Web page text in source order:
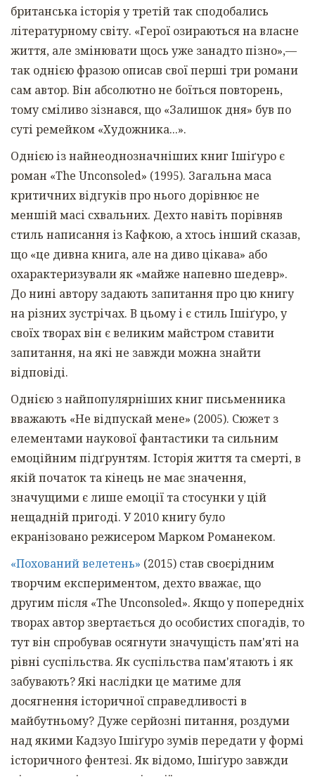
британська історія у третій так сподобались
літературному світу. «Герої озираються на власне
життя, але змінювати щось уже занадто пізно»,—
так однією фразою описав свої перші три романи
сам автор. Він абсолютно не боїться повторень,
тому сміливо зізнався, що «Залишок дня» був по
суті ремейком «Художника...».
Однією із найнеоднозначніших книг Ішіґуро є
роман «The Unconsoled» (1995). Загальна маса
критичних відгуків про нього дорівнює не
меншій масі схвальних. Дехто навіть порівняв
стиль написання із Кафкою, а хтось інший сказав,
що «це дивна книга, але на диво цікава» або
охарактеризували як «майже напевно шедевр».
До нині автору задають запитання про цю книгу
на різних зустрічах. В цьому і є стиль Ішіґуро, у
своїх творах він є великим майстром ставити
запитання, на які не завжди можна знайти
відповіді.
Однією з найпопулярніших книг письменника
вважають «Не відпускай мене» (2005). Сюжет з
елементами наукової фантастики та сильним
емоційним підґрунтям. Історія життя та смерті, в
якій початок та кінець не має значення,
значущими є лише емоції та стосунки у цій
нещадній пригоді. У 2010 книгу було
екранізовано режисером Марком Романеком.
«Похований велетень» (2015) став своєрідним
творчим експериментом, дехто вважає, що
другим після «The Unconsoled». Якщо у попередніх
творах автор звертається до особистих спогадів, то
тут він спробував осягнути значущість пам'яті на
рівні суспільства. Як суспільства пам'ятають і як
забувають? Які наслідки це матиме для
досягнення історичної справедливості в
майбутньому? Дуже серйозні питання, роздуми
над якими Кадзуо Ішіґуро зумів передати у формі
історичного фентезі. Як відомо, Ішіґуро завжди